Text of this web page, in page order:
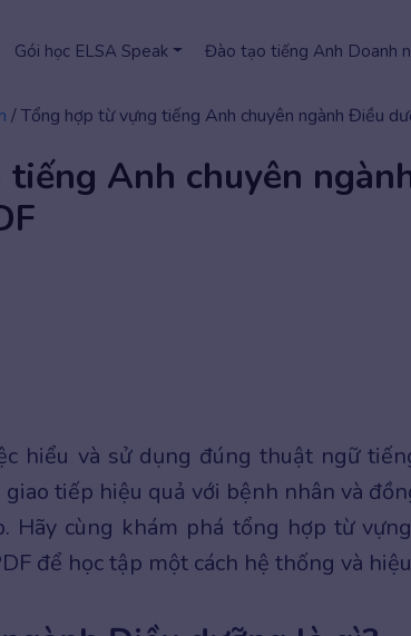
Gói học ELSA Speak Đào tạo tiếng Anh Doanh
/Tổng hợp từ vựng tiếng Anh chuyên ngành Điều
Anh chuyên
hiểu và sử dụng đúng thuật ngữ
tiếp hiệu quả với bệnh nhân và
Hãy cùng khám phá tổng hợp từ
để học tập một cách hệ thống và